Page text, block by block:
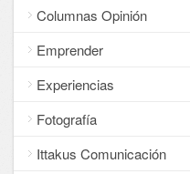
Columnas Opinión
Emprender
Experiencias
Fotografía
Ittakus Comunicación